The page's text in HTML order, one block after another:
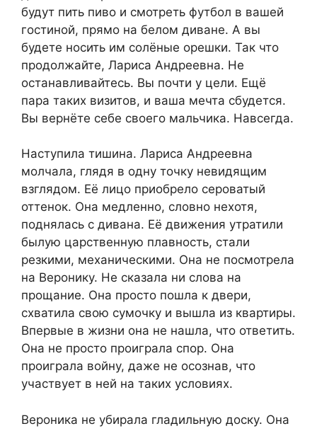
будут пить пиво и смотреть футбол в вашей
гостиной, прямо на белом диване. А вы
будете носить им солёные орешки. Так что
продолжайте, Лариса Андреевна. Не
останавливайтесь. Вы почти у цели. Ещё
пара таких визитов, и ваша мечта сбудется.
Вы вернёте себе своего мальчика. Навсегда.
Наступила тишина. Лариса Андреевна
молчала, глядя в одну точку невидящим
взглядом. Её лицо приобрело сероватый
оттенок. Она медленно, словно нехотя,
поднялась с дивана. Её движения утратили
былую царственную плавность, стали
резкими, механическими. Она не посмотрела
на Веронику. Не сказала ни слова на
прощание. Она просто пошла к двери,
схватила свою сумочку и вышла из квартиры.
Впервые в жизни она не нашла, что ответить.
Она не просто проиграла спор. Она
проиграла войну, даже не осознав, что
участвует в ней на таких условиях.
Вероника не убирала гладильную доску. Она